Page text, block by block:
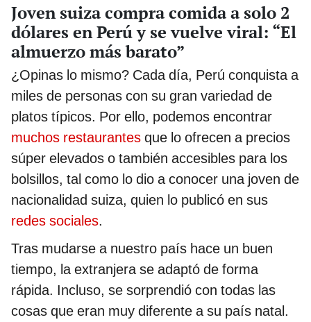
Joven suiza compra comida a solo 2
dólares en Perú y se vuelve viral: “El
almuerzo más barato”
¿Opinas lo mismo? Cada día, Perú conquista a
miles de personas con su gran variedad de
platos típicos. Por ello, podemos encontrar
muchos restaurantes que lo ofrecen a precios
súper elevados o también accesibles para los
bolsillos, tal como lo dio a conocer una joven de
nacionalidad suiza, quien lo publicó en sus
redes sociales.
Tras mudarse a nuestro país hace un buen
tiempo, la extranjera se adaptó de forma
rápida. Incluso, se sorprendió con todas las
cosas que eran muy diferente a su país natal.